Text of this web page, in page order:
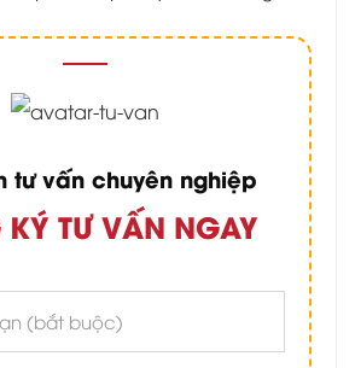
tư vấn chuyên nghiệp
TƯ VẤN NGAY